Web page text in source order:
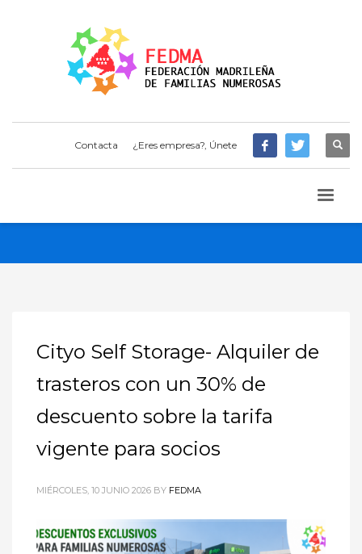
Contacta ¿Eres empresa?, Únete
Cityo Self Storage- Alquiler de
trasteros con un 30% de
descuento sobre la tarifa
vigente para socios
MIÉRCOLES, 10 JUNIO 2026 BY FEDMA